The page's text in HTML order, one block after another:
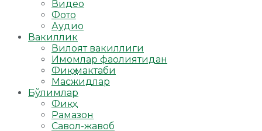
Видео
Фото
Аудио
Вакиллик
Вилоят вакиллиги
Имомлар фаолиятидан
Фиқҳ мактаби
Масжидлар
Бўлимлар
Фиқҳ
Рамазон
Савол-жавоб